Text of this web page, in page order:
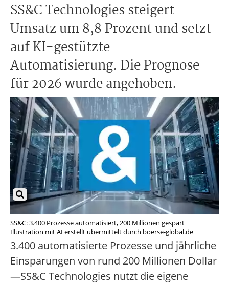
SS&C Technologies steigert
Umsatz um 8,8 Prozent und setzt
auf KI-gestützte
Automatisierung. Die Prognose
für 2026 wurde angehoben.
SS&C: 3.400 Prozesse automatisiert, 200 Millionen gespart
Illustration mit AI erstellt übermittelt durch boerse-global.de
3.400 automatisierte Prozesse und jährliche
Einsparungen von rund 200 Millionen Dollar
—SS&C Technologies nutzt die eigene